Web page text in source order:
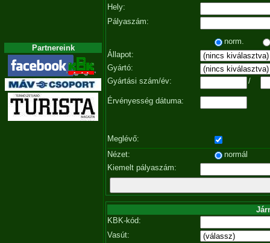
Partnereink
Hely:
Pályaszám:
norm.
Állapot:
Gyártó:
Gyártási szám/év:
/
Érvényesség dátuma:
Meglévő:
Nézet:
normál
Kiemelt pályaszám:
KBK-kód:
Vasút: